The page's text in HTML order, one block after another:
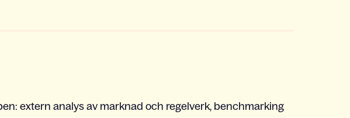
extern analys av marknad och regelverk, benchmarking